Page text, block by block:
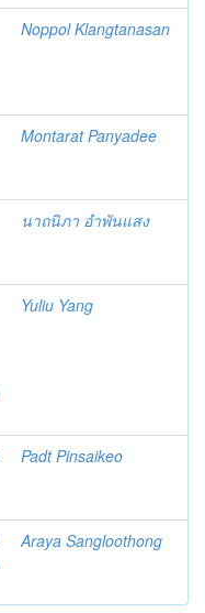
Noppol Klangtanasan
Montarat Panyadee
นาถนิภา อำพันแสง
Yuliu Yang
Padt Pinsaikeo
Araya Sangloothong